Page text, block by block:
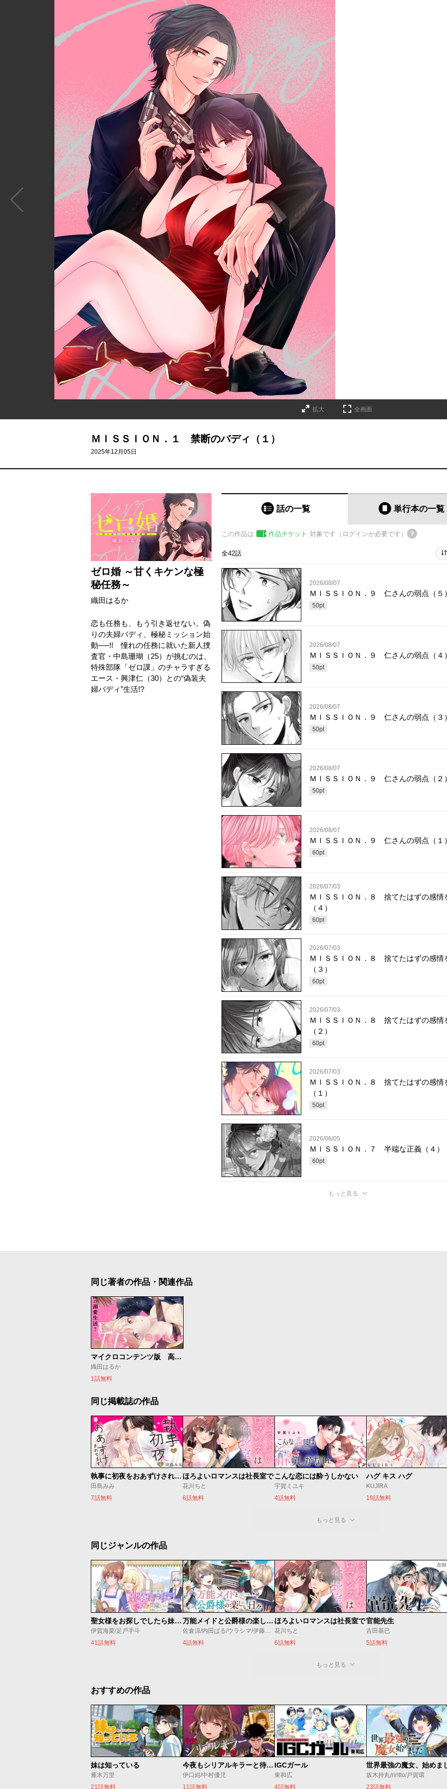
拡大 全画面
ＭＩＳＳＩＯＮ．１ 禁断のバディ（１）
2025年12月05日
ゼロ婚 ～甘くキケンな極
秘任務～
織田はるか
恋も任務も、もう引き返せない。偽
りの夫婦バディ、極秘ミッション始
動──!! 憧れの任務に就いた新人捜
査官・中島珊瑚（25）が挑むのは、
特殊部隊「ゼロ課」のチャラすぎる
エース・興津仁（30）との“偽装夫
婦バディ”生活!?
話の一覧 単行本の一覧
この作品は 作品チケット 対象です（ログインが必要です）
全42話
2026/08/07
ＭＩＳＳＩＯＮ．９ 仁さんの弱点（５）
50pt
2026/08/07
ＭＩＳＳＩＯＮ．９ 仁さんの弱点（４）
50pt
2026/08/07
ＭＩＳＳＩＯＮ．９ 仁さんの弱点（３）
50pt
2026/08/07
ＭＩＳＳＩＯＮ．９ 仁さんの弱点（２）
50pt
2026/08/07
ＭＩＳＳＩＯＮ．９ 仁さんの弱点（１）
60pt
2026/07/03
ＭＩＳＳＩＯＮ．８ 捨てたはずの感情
（４）
60pt
2026/07/03
ＭＩＳＳＩＯＮ．８ 捨てたはずの感情
（３）
60pt
2026/07/03
ＭＩＳＳＩＯＮ．８ 捨てたはずの感情
（２）
60pt
2026/07/03
ＭＩＳＳＩＯＮ．８ 捨てたはずの感情
（１）
50pt
2026/06/05
ＭＩＳＳＩＯＮ．７ 半端な正義（４）
60pt
もっと見る
同じ著者の作品・関連作品
マイクロコンテンツ版 高坂社長は我慢できない ～トロける同居生活はじまりました～
織田はるか
1話無料
同じ掲載誌の作品
執事に初夜をおあずけされてます。
田島みみ
7話無料
ほろよいロマンスは社長室で
花川ちと
6話無料
こんな恋には酔うしかない
宇賀ミユキ
4話無料
ハグ キス ハグ
KUJIRA
19話無料
もっと見る
同じジャンルの作品
聖女様をお探しでしたら妹で間違いありません。さあどうぞお連れください、今すぐ。
伊賀海栗/足戸手斗
41話無料
万能メイドと公爵様の楽しい日々
佐倉涼/内田ぱる/ウラシマ/伊藤テリヤキ
4話無料
ほろよいロマンスは社長室で
花川ちと
6話無料
官能先生
吉田基已
5話無料
もっと見る
おすすめの作品
妹は知っている
雁木万里
21話無料
今夜もシリアルキラーと待ち合わせ
伊口紺/中村優児
11話無料
IGCガール
東和広
4話無料
坂木持丸/riritto/戸賀環
23話無料